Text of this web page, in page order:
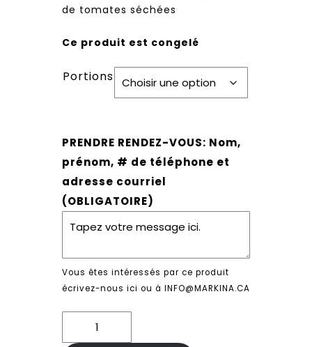
de
prix :
18.95$
à
de tomates séchées
Ce produit est congelé
Portions
PRENDRE RENDEZ-VOUS: Nom,
prénom, # de téléphone et
adresse courriel
(OBLIGATOIRE)
Vous êtes intéressés par ce produit
écrivez-nous ici ou à INFO@MARKINA.CA
quantité
de